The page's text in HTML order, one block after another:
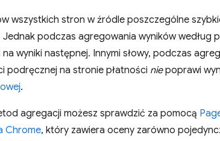
wszystkich stron w źródle poszczególne
Jednak podczas agregowania wyników według
wyniki następnej. Innymi słowy, podczas
podręcznej na stronie płatności niepoprawi
.
agregacji możesz sprawdzić za pomocą
Chrome, który zawiera oceny zarówno